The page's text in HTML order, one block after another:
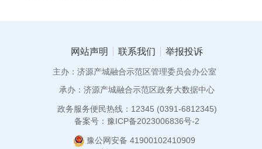
网站声明 联系我们 举报投诉
主办：济源产城融合示范区管理委员会办公室
承办：济源产城融合示范区政务大数据中心
政务服务便民热线：12345 (0391-6812345)
备案号：豫ICP备2023006836号-2
豫公网安备 41900102410909